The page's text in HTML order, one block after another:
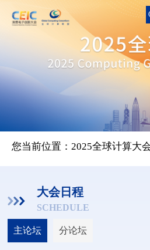
您当前位置： 2025全球计算大
大会日程
SCHEDULE
主论坛 分论坛